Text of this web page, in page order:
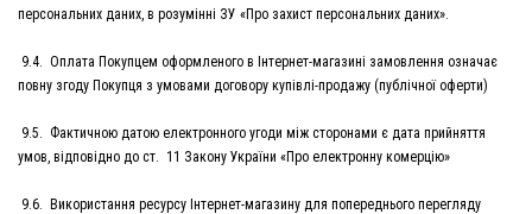
персональних даних, в розумінні ЗУ «Про захист персональних даних».
9.4. Оплата Покупцем оформленого в Інтернет-магазині замовлення означає
повну згоду Покупця з умовами договору купівлі-продажу (публічної оферти)
9.5. Фактичною датою електронного угоди між сторонами є дата прийняття
умов, відповідно до ст. 11 Закону України «Про електронну комерцію»
9.6. Використання ресурсу Інтернет-магазину для попереднього перегляду